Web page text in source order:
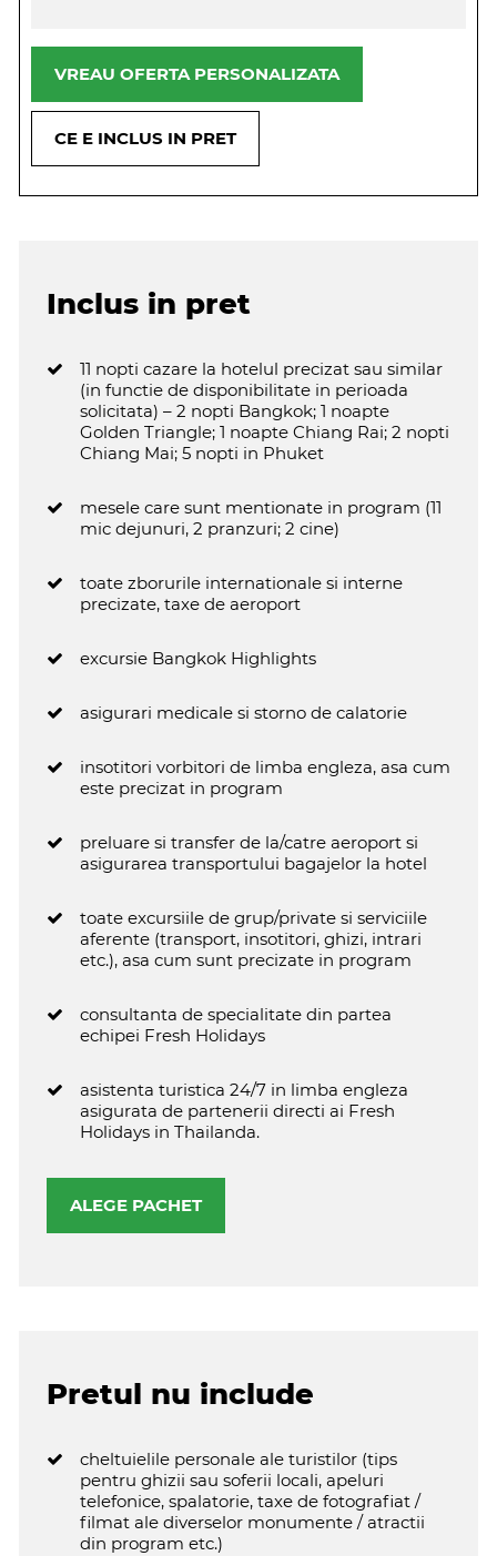
VREAU OFERTA PERSONALIZATA
CE E INCLUS IN PRET
Inclus in pret
11 nopti cazare la hotelul precizat sau similar
(in functie de disponibilitate in perioada
solicitata) – 2 nopti Bangkok; 1 noapte
Golden Triangle; 1 noapte Chiang Rai; 2 nopti
Chiang Mai; 5 nopti in Phuket
mesele care sunt mentionate in program (11
mic dejunuri, 2 pranzuri; 2 cine)
toate zborurile internationale si interne
precizate, taxe de aeroport
excursie Bangkok Highlights
asigurari medicale si storno de calatorie
insotitori vorbitori de limba engleza, asa cum
este precizat in program
preluare si transfer de la/catre aeroport si
asigurarea transportului bagajelor la hotel
toate excursiile de grup/private si serviciile
aferente (transport, insotitori, ghizi, intrari
etc.), asa cum sunt precizate in program
consultanta de specialitate din partea
echipei Fresh Holidays
asistenta turistica 24/7 in limba engleza
asigurata de partenerii directi ai Fresh
Holidays in Thailanda.
ALEGE PACHET
Pretul nu include
cheltuielile personale ale turistilor (tips
pentru ghizii sau soferii locali, apeluri
telefonice, spalatorie, taxe de fotografiat /
filmat ale diverselor monumente / atractii
din program etc.)